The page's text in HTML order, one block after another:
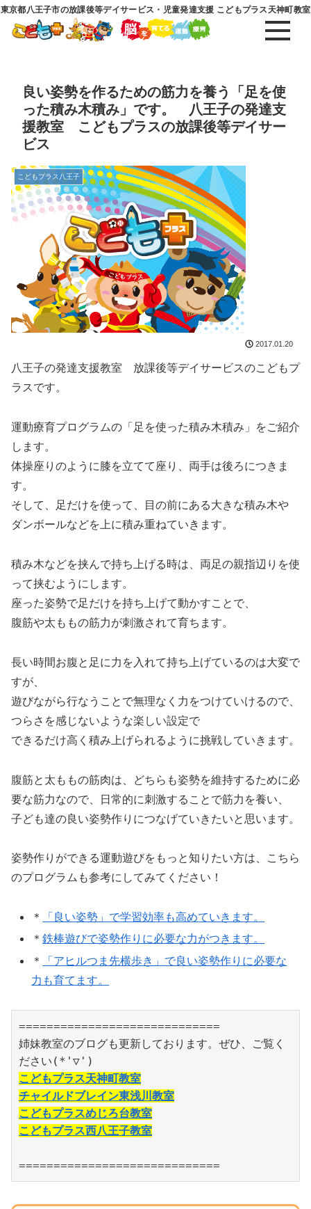
東京都八王子市の放課後等デイサービス・児童発達支援 こどもプラス天神町教室
良い姿勢を作るための筋力を養う「足を使
った積み木積み」です。 八王子の発達支
援教室 こどもプラスの放課後等デイサー
ビス
こどもプラス八王子
2017.01.20
八王子の発達支援教室 放課後等デイサービスのこどもプ
ラスです。
運動療育プログラムの「足を使った積み木積み」をご紹介
します。
体操座りのように膝を立てて座り、両手は後ろにつきま
す。
そして、足だけを使って、目の前にある大きな積み木や
ダンボールなどを上に積み重ねていきます。
積み木などを挟んで持ち上げる時は、両足の親指辺りを使
って挟むようにします。
座った姿勢で足だけを持ち上げて動かすことで、
腹筋や太ももの筋力が刺激されて育ちます。
長い時間お腹と足に力を入れて持ち上げているのは大変で
すが、
遊びながら行なうことで無理なく力をつけていけるので、
つらさを感じないような楽しい設定で
できるだけ高く積み上げられるように挑戦していきます。
腹筋と太ももの筋肉は、どちらも姿勢を維持するために必
要な筋力なので、日常的に刺激することで筋力を養い、
子ども達の良い姿勢作りにつなげていきたいと思います。
姿勢作りができる運動遊びをもっと知りたい方は、こちら
のプログラムも参考にしてみてください！
＊
「良い姿勢」で学習効率も高めていきます。
＊鉄棒遊びで姿勢作りに必要な力がつきます。
＊
「アヒルつま先横歩き」で良い姿勢作りに必要な
力も育てます。
=============================
姉妹教室のブログも更新しております。ぜひ、ご覧く
こどもプラス天神町教室
チャイルドブレイン東浅川教室
こどもプラスめじろ台教室
こどもプラス西八王子教室
=============================